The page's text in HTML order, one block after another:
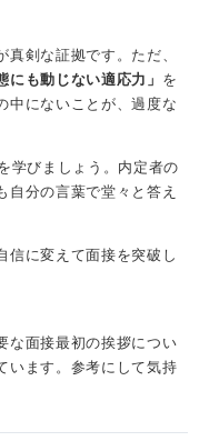
が「練習すること」
。目安として10回は
す。
就職エージェントの
う。
ために最も効果が高
る経験を数多くして
その経験値を高める
になるのです。
真剣な証拠です。ただ、
にも動じない適応力」 を
中にないことが、過度な
学びましょう。 内定者の
自分の言葉で堂々と答え
信に変えて面接を突破し
な面接最初の挨拶につい
います。参考にして気持